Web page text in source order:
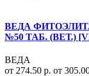
ВЕДА
№50 ТАБ. (ВЕТ.)
ВЕДА
от 274.50 р. от